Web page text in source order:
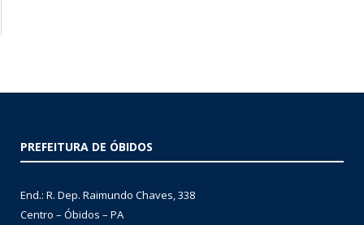
PREFEITURA DE ÓBIDOS
End.: R. Dep. Raimundo Chaves, 338
Centro – Óbidos – PA